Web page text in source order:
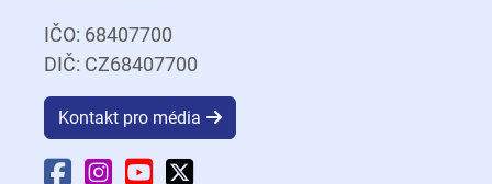
IČO: 68407700
DIČ: CZ68407700
Kontakt pro média
Facebook Fakulty dopravní
Instagram Fakulty dopravní
YouTube Fakulty dopravní